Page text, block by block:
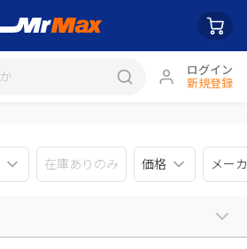
ログイン
新規登録
在庫ありのみ 価格 メー